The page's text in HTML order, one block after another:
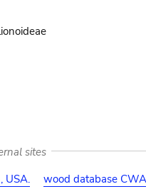
sites
USA.
wood database